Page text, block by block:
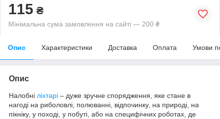
115 ₴
Мінімальна сума замовлення на сайті — 200 ₴
Опис Характеристики Доставка Оплата Умови
Опис
Налобні ліхтарі – дуже зручне спорядження, яке стане в
нагоді на риболовлі, полюванні, відпочинку, на природі, на
пікніку, у поході, у побуті, або на специфічних роботах, де